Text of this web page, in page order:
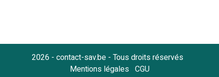
2026 - contact-sav.be - Tous droits réservés
Mentions légales CGU